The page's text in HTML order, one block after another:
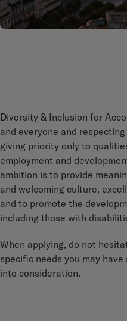
Diversity & Inclusion for
and everyone and
giving priority only to
employment and
ambition is to provide
and welcoming culture,
and to promote the
including those with
When applying, do not
specific needs you may
into consideration.